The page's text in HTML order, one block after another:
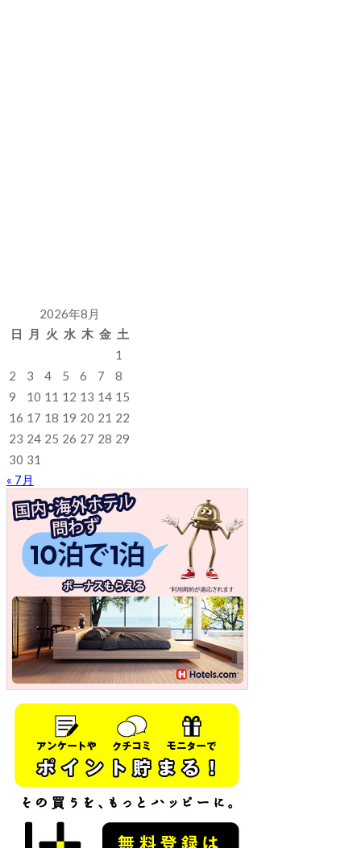
2026年8月
日
月 火 水 木 金 土
1
2
3 4 5 6 7
8
9
10 11 12 13 14 15
16 17 18 19 20 21 22
23 24 25 26 27 28 29
30 31
« 7月